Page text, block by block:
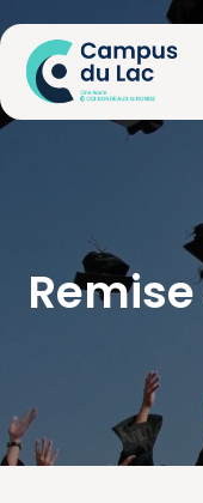
Remise